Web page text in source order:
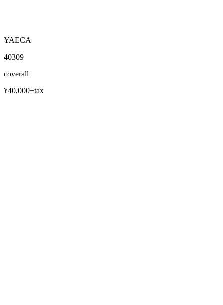
YAECA
40309
coverall
¥40,000+tax